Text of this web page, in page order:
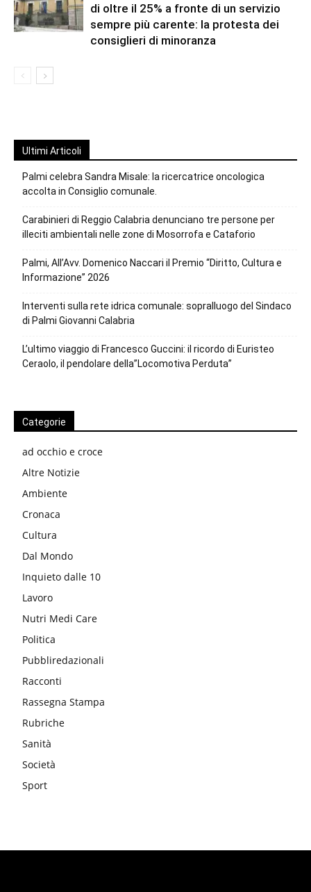
di oltre il 25% a fronte di un servizio
sempre più carente: la protesta dei
consiglieri di minoranza
Ultimi Articoli
Palmi celebra Sandra Misale: la ricercatrice oncologica
accolta in Consiglio comunale.
Carabinieri di Reggio Calabria denunciano tre persone per
illeciti ambientali nelle zone di Mosorrofa e Cataforio
Palmi, All’Avv. Domenico Naccari il Premio “Diritto, Cultura e
Informazione” 2026
Interventi sulla rete idrica comunale: sopralluogo del Sindaco
di Palmi Giovanni Calabria
L’ultimo viaggio di Francesco Guccini: il ricordo di Euristeo
Ceraolo, il pendolare della”Locomotiva Perduta”
Categorie
ad occhio e croce
Altre Notizie
Ambiente
Cronaca
Cultura
Dal Mondo
Inquieto dalle 10
Lavoro
Nutri Medi Care
Politica
Pubbliredazionali
Racconti
Rassegna Stampa
Rubriche
Sanità
Società
Sport